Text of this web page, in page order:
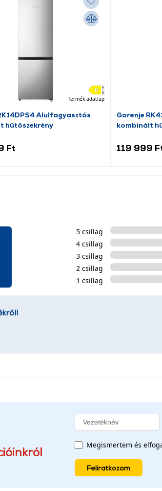
Termék adatlap
Alulfagyasztós
hűtőszekrény
Ft
Gorenje
kombinált
119 999
5 csillag
4 csillag
3 csillag
2 csillag
1 csillag
Megismertem és
Feliratkozom